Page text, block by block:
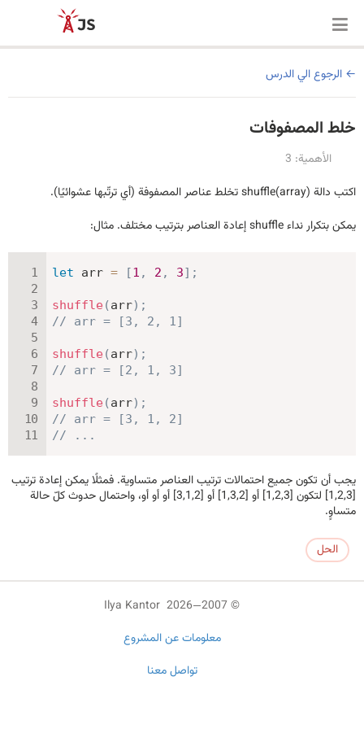
الرجوع الي الدرس
خلط المصفوفات
الأهمية: 3
اكتب دالة shuffle(array)‎ تخلط عناصر المصفوفة (أي ترتّبها عشوائيًا).
يمكن بتكرار نداء shuffle إعادة العناصر بترتيب مختلف. مثال:
let arr = [1 , 2 , 3] ;
shuffle (arr) ;
// arr = [3, 2, 1]
shuffle (arr) ;
// arr = [2, 1, 3]
shuffle (arr) ;
// arr = [3, 1, 2]
// ...
يجب أن تكون جميع احتمالات ترتيب العناصر متساوية. فمثلًا يمكن إعادة ترتيب
[1,2,3] لتكون [1,2,3] أو [1,3,2] أو [3,1,2] أو أو أو، واحتمال حدوث كلّ حالة
متساوٍ.
الحل
© 2007—2026 Ilya Kantor
معلومات عن المشروع
تواصل معنا